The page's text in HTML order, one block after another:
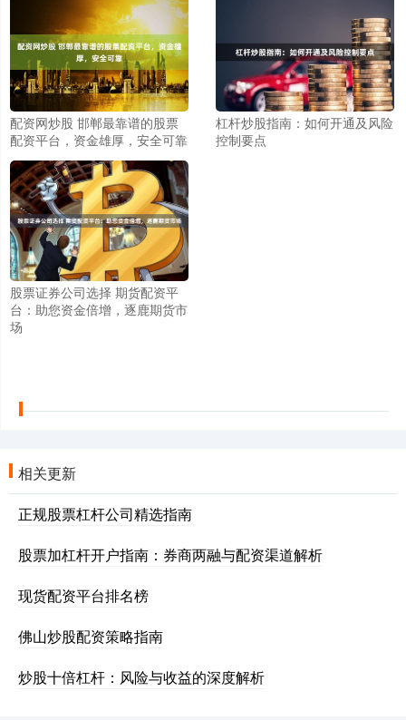
配资网炒股 邯郸最靠谱的股票
配资平台，资金雄厚，安全可靠
杠杆炒股指南：如何开通及风险
控制要点
股票证券公司选择 期货配资平
台：助您资金倍增，逐鹿期货市
场
相关更新
正规股票杠杆公司精选指南
股票加杠杆开户指南：券商两融与配资渠道解析
现货配资平台排名榜
佛山炒股配资策略指南
炒股十倍杠杆：风险与收益的深度解析